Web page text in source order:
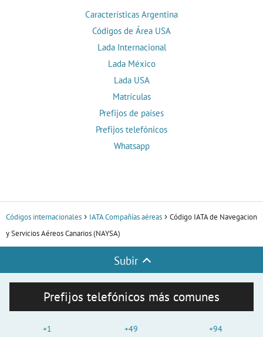
Características Argentina
Códigos de Área USA
Lada Internacional
Lada México
Lada USA
Matrículas
Prefijos de países
Prefijos telefónicos
Whatsapp
Códigos internacionales IATA Compañías aéreas
Código IATA de Navegacion
y Servicios Aéreos Canarios (NAYSA)
Subir
Prefijos telefónicos más comunes
+1
+49
+94